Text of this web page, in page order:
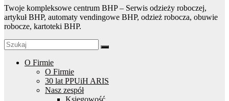
Twoje kompleksowe centrum BHP – Serwis odzieży roboczej,
artykuł BHP, automaty vendingowe BHP, odzież robocza, obuwie
robocze, kartoteki BHP.
O Firmie
O Firmie
30 lat PPUiH ARIS
Nasz zespół